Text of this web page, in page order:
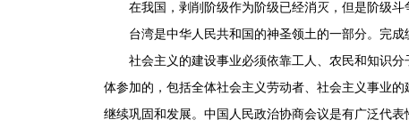
在我国，剥削阶级作为阶级已经消灭，但是阶级斗
台湾是中华人民共和国的神圣领土的一部分。完成
社会主义的建设事业必须依靠工人、农民和知识分
体参加的，包括全体社会主义劳动者、社会主义事业
继续巩固和发展。中国人民政治协商会议是有广泛代